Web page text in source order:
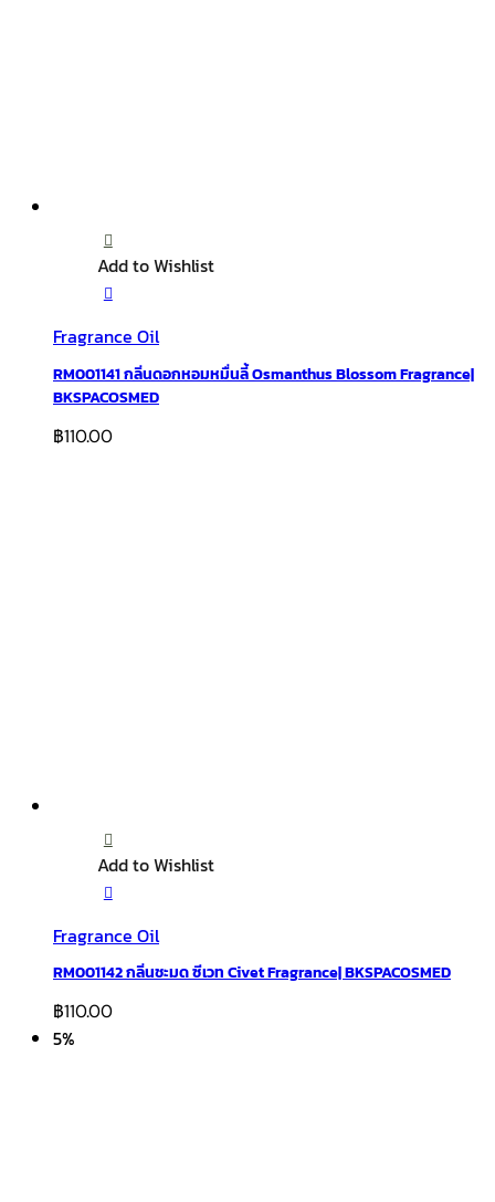
Add to Wishlist
Fragrance Oil
RM001141 กลิ่นดอกหอมหมื่นลี้ Osmanthus Blossom Fragrance|
BKSPACOSMED
฿110.00
Add to Wishlist
Fragrance Oil
RM001142 กลิ่นชะมด ซีเวท Civet Fragrance| BKSPACOSMED
฿110.00
5%